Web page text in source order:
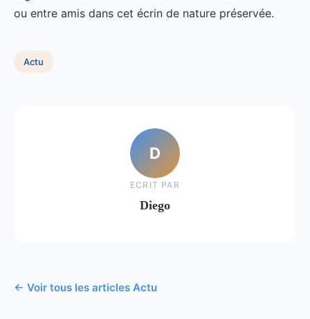
ou entre amis dans cet écrin de nature préservée.
Actu
D
ECRIT PAR
Diego
← Voir tous les articles Actu